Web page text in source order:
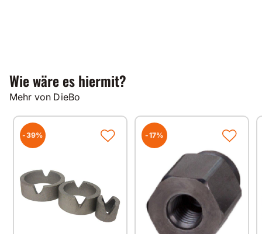
Wie wäre es hiermit?
Mehr von DieBo
-39% -17%